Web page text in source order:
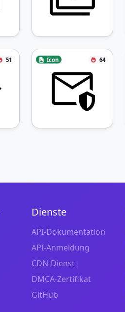
51 Icon 64
Dienste
API-Dokumentation
API-Anmeldung
CDN-Dienst
DMCA-Zertifikat
GitHub